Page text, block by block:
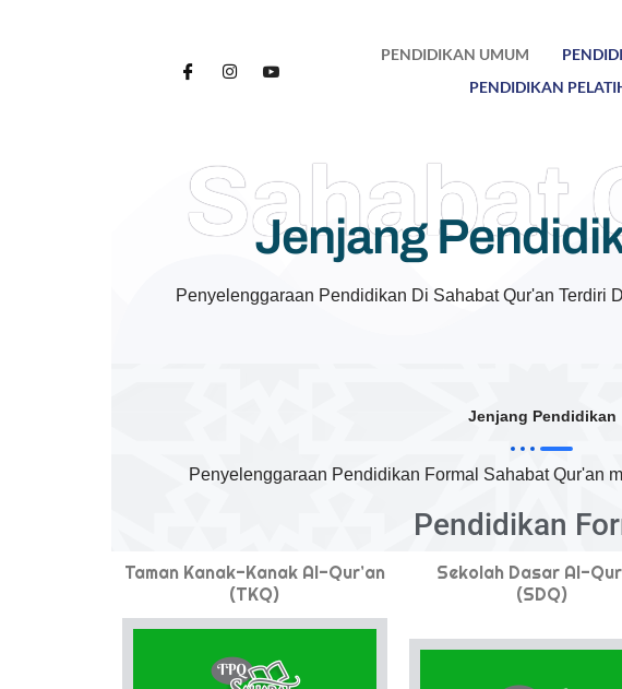
PENDIDIKAN UMUM
PENDIDIKAN
Sahabat
Jenjang
Penyelenggaraan Pendidikan Di Sahabat Qur'an Terdiri
Jenjang Pendidikan
Penyelenggaraan Pendidikan Formal Sahabat Qur'an
Pendidikan
Taman Kanak-Kanak Al-Qur’an
(TKQ)
Sekolah Dasar Al-
(SDQ)